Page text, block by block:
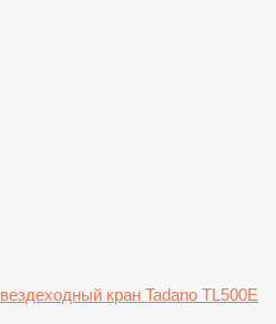
вездеходный кран Tadano TL500E